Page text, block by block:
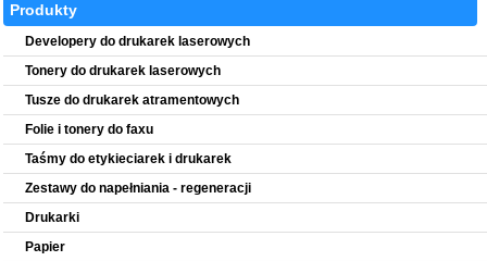
Produkty
Developery do drukarek laserowych
Tonery do drukarek laserowych
Tusze do drukarek atramentowych
Folie i tonery do faxu
Taśmy do etykieciarek i drukarek
Zestawy do napełniania - regeneracji
Drukarki
Papier